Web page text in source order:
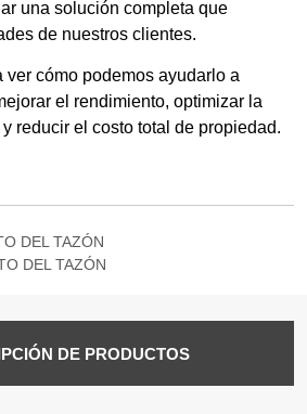
DEL TAZÓN
DEL TAZÓN
DE PRODUCTOS